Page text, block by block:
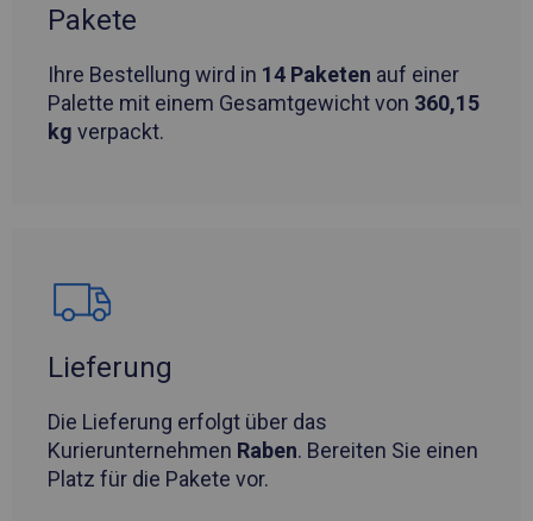
Pakete
Ihre Bestellung wird in 14 Paketen auf einer
Palette mit einem Gesamtgewicht von 360,15
kg verpackt.
Lieferung
Die Lieferung erfolgt über das
Kurierunternehmen Raben. Bereiten Sie einen
Platz für die Pakete vor.